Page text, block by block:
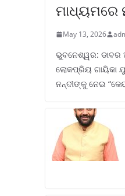
ମାଧ୍ୟମରେ
May 13, 2026
ଭୁବନେଶ୍ୱର: ଡାବର
ଲୋକପ୍ରିୟ ଗାୟିକା
ନନ୍ଦୀଙ୍କୁ ନେଇ